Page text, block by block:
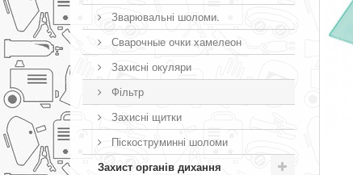
Зварювальні шоломи.
Сварочные очки хамелеон
Захисні окуляри
Фільтр
Захисні щитки
Піскоструминні шоломи
Захист органів дихання